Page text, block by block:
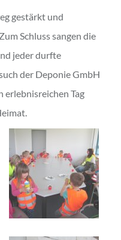
gestärkt und
Schluss sangen die
jeder durfte
der Deponie GmbH
erlebnisreichen Tag